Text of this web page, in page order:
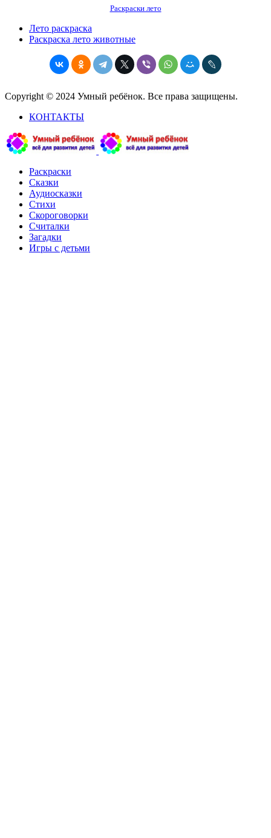
Раскраски лето
Лето раскраска
Раскраска лето животные
Copyright © 2024 Умный ребёнок. Все права защищены.
КОНТАКТЫ
Раскраски
Сказки
Аудиосказки
Стихи
Скороговорки
Считалки
Загадки
Игры с детьми